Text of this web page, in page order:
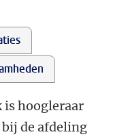
is hoogleraar
de afdeling